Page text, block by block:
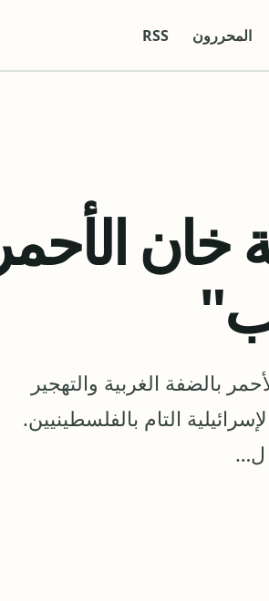
المحررون RSS
خان الأحمر
بالضفة الغربية والتهجير
التام بالفلسطينيين.
ل…